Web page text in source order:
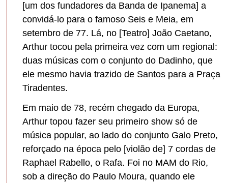
[um dos fundadores da Banda de Ipanema] a
convidá-lo para o famoso Seis e Meia, em
setembro de 77. Lá, no [Teatro] João Caetano,
Arthur tocou pela primeira vez com um regional:
duas músicas com o conjunto do Dadinho, que
ele mesmo havia trazido de Santos para a Praça
Tiradentes.
Em maio de 78, recém chegado da Europa,
Arthur topou fazer seu primeiro show só de
música popular, ao lado do conjunto Galo Preto,
reforçado na época pelo [violão de] 7 cordas de
Raphael Rabello, o Rafa. Foi no MAM do Rio,
sob a direção do Paulo Moura, quando ele